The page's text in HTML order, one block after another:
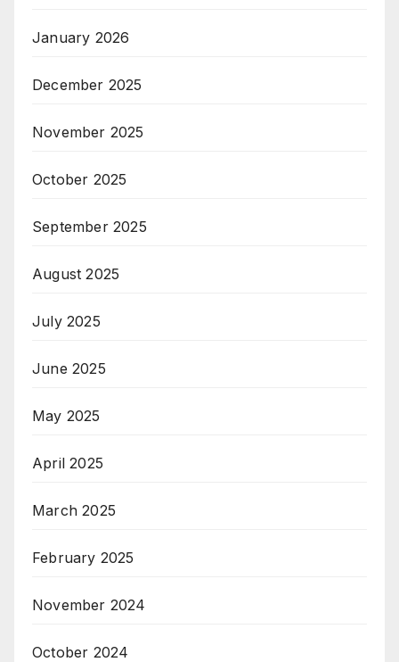
January 2026
December 2025
November 2025
October 2025
September 2025
August 2025
July 2025
June 2025
May 2025
April 2025
March 2025
February 2025
November 2024
October 2024